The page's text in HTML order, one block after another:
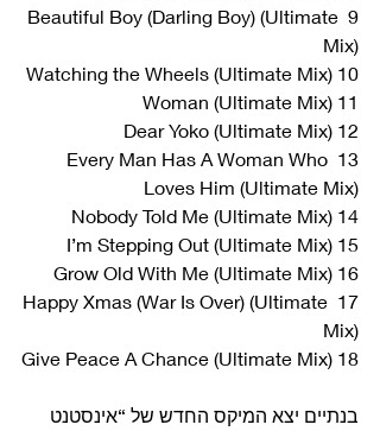
9 Beautiful Boy (Darling Boy) (Ultimate
Mix)
10 Watching the Wheels (Ultimate Mix)
11 Woman (Ultimate Mix)
12 Dear Yoko (Ultimate Mix)
13 Every Man Has A Woman Who
Loves Him (Ultimate Mix)
14 Nobody Told Me (Ultimate Mix)
15 I’m Stepping Out (Ultimate Mix)
16 Grow Old With Me (Ultimate Mix)
17 Happy Xmas (War Is Over) (Ultimate
Mix)
18 Give Peace A Chance (Ultimate Mix)
בנתיים יצא המיקס החדש של “אינסטנט